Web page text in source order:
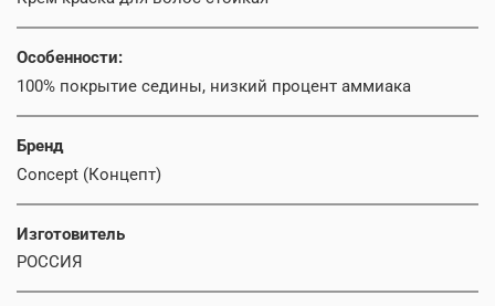
Особенности:
100% покрытие седины, низкий процент аммиака
Бренд
Concept (Концепт)
Изготовитель
РОССИЯ